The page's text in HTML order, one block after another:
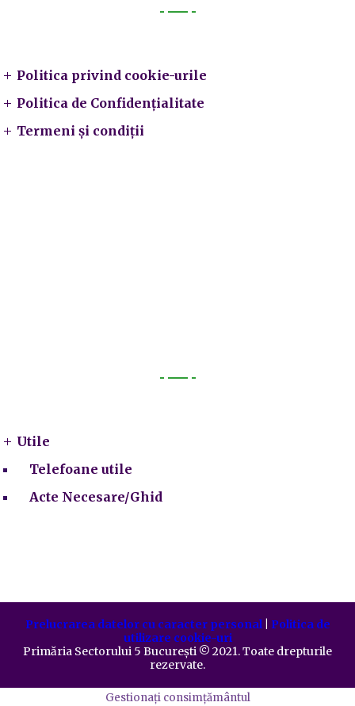
Politica privind cookie-urile
Politica de Confidențialitate
Termeni și condiții
Utile
Telefoane utile
Acte Necesare/Ghid
Prelucrarea datelor cu caracter personal| Politica de
utilizare cookie-uri
Primăria Sectorului 5 București ©️ 2021. Toate drepturile
rezervate.
Gestionați consimțământul